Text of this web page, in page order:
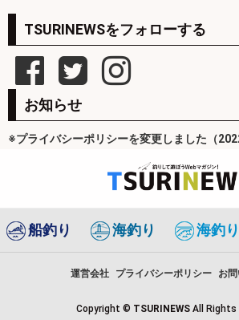
TSURINEWSをフォローする
お知らせ
※プライバシーポリシーを変更しました（
船釣り 海釣り 海釣
運営会社 プライバシーポリシー お
Copyright © TSURINEWS All Rights